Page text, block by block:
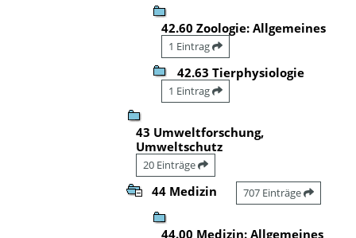
42.60 Zoologie: Allgemeines
1 Eintrag
42.63 Tierphysiologie
1 Eintrag
43 Umweltforschung,
Umweltschutz
20 Einträge
44 Medizin 707 Einträge
44.00 Medizin: Allgemeines